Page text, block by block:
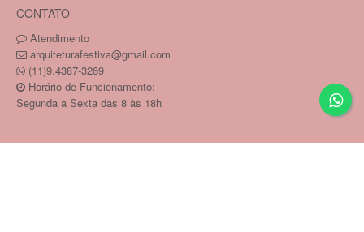
CONTATO
Atendimento
arquiteturafestiva@gmail.com
(11)9.4387-3269
Horário de Funcionamento:
Segunda a Sexta das 8 às 18h